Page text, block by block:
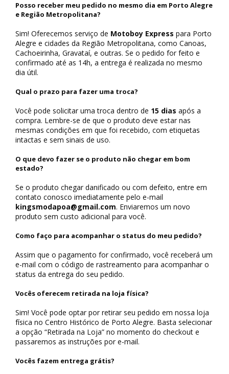
Posso receber meu pedido no mesmo dia em Porto Alegre
e Região Metropolitana?
Sim! Oferecemos serviço de Motoboy Express para Porto
Alegre e cidades da Região Metropolitana, como Canoas,
Cachoeirinha, Gravataí, e outras. Se o pedido for feito e
confirmado até as 14h, a entrega é realizada no mesmo
dia útil.
Qual o prazo para fazer uma troca?
Você pode solicitar uma troca dentro de 15 dias após a
compra. Lembre-se de que o produto deve estar nas
mesmas condições em que foi recebido, com etiquetas
intactas e sem sinais de uso.
O que devo fazer se o produto não chegar em bom
estado?
Se o produto chegar danificado ou com defeito, entre em
contato conosco imediatamente pelo e-mail
kingsmodapoa@gmail.com. Enviaremos um novo
produto sem custo adicional para você.
Como faço para acompanhar o status do meu pedido?
Assim que o pagamento for confirmado, você receberá um
e-mail com o código de rastreamento para acompanhar o
status da entrega do seu pedido.
Vocês oferecem retirada na loja física?
Sim! Você pode optar por retirar seu pedido em nossa loja
física no Centro Histórico de Porto Alegre. Basta selecionar
a opção “Retirada na Loja” no momento do checkout e
passaremos as instruções por e-mail.
Vocês fazem entrega grátis?